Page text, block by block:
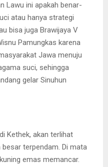
Lawu ini apakah benar-
atau hanya strategi
bisa juga Brawijaya V
Pamungkas karena
Jawa menuju
suci, sehingga
gelar Sinuhun
Kethek, akan terlihat
terpendam. Di mata
emas memancar.